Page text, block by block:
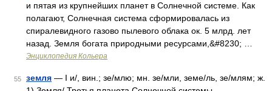
и пятая из крупнейших планет в Солнечной системе. Как
полагают, Солнечная система сформировалась из
спиралевидного газово пылевого облака ок. 5 млрд. лет
назад. Земля богата природными ресурсами,&#8230; …
Энциклопедия Кольера
55 земля — I и/, вин.; зе/млю; мн. зе/мли, земе/ль, зе/млям; ж.